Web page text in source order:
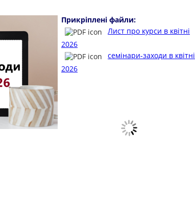
Прикріплені файли:
Лист про курси в квітні
2026
семінари-заходи в квітні
2026